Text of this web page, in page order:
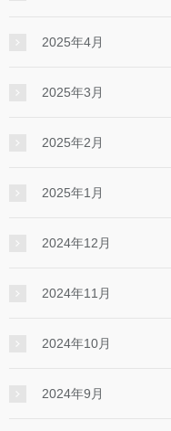
2025年4月
2025年3月
2025年2月
2025年1月
2024年12月
2024年11月
2024年10月
2024年9月